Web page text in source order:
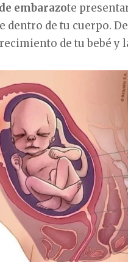
embarazote
dentro de tu cuerpo.
de tu bebé y